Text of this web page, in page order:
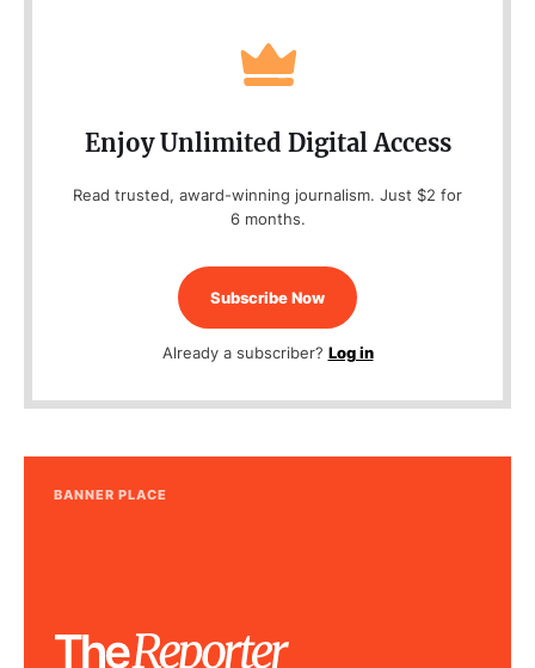
Enjoy Unlimited Digital Access
Read trusted, award-winning journalism. Just $2 for
6 months.
Subscribe Now
Already a subscriber? Log in
BANNER PLACE